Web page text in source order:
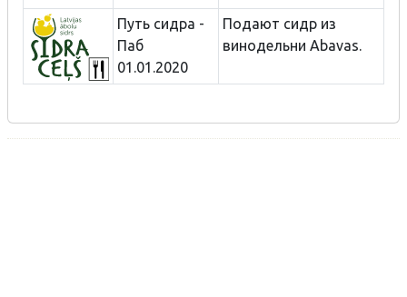
Путь сидра -
Паб
01.01.2020
Подают сидр из
винодельни Abavas.